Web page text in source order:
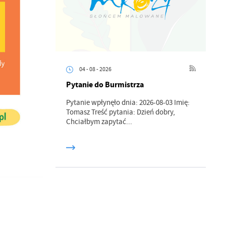
04 - 08 - 2026
Pytanie do Burmistrza
Pytanie wpłynęło dnia: 2026-08-03 Imię:
Tomasz Treść pytania: Dzień dobry,
Chciałbym zapytać...